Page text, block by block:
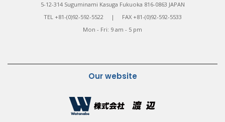
5-12-314 Suguminami Kasuga Fukuoka 816-0863 JAPAN
TEL +81-(0)92-592-5522 | FAX +81-(0)92-592-5533
Mon - Fri: 9 am - 5 pm
Our website